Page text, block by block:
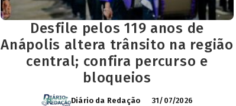
Desfile pelos 119 anos de
Anápolis altera trânsito na região
central; confira percurso e
bloqueios
Diário da Redação 31/07/2026